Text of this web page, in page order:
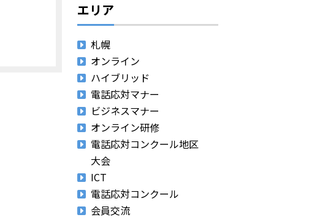
エリア
札幌
オンライン
ハイブリッド
電話応対マナー
ビジネスマナー
オンライン研修
電話応対コンクール地区
大会
ICT
電話応対コンクール
会員交流